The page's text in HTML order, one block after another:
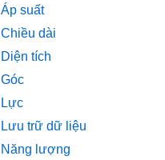
Áp suất
Chiều dài
Diện tích
Góc
Lực
Lưu trữ dữ liệu
Năng lượng